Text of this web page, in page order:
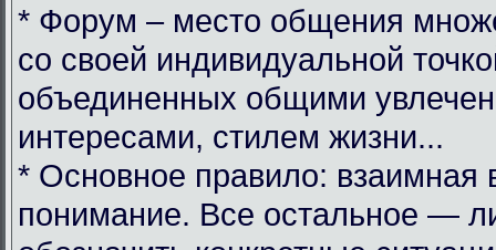
* Форум – место общения
со своей индивидуальной
объединенных общими
интересами, стилем жизни...
* Основное правило: взаимная
понимание. Все остальное —